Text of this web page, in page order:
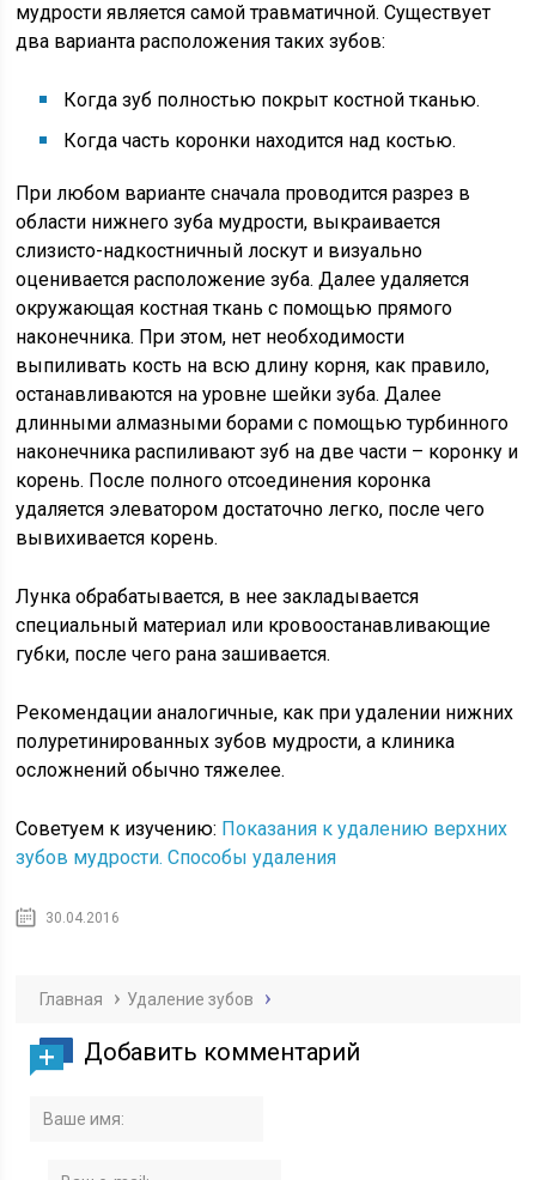
мудрости является самой травматичной. Существует
два варианта расположения таких зубов:
Когда зуб полностью покрыт костной тканью.
Когда часть коронки находится над костью.
При любом варианте сначала проводится разрез в
области нижнего зуба мудрости, выкраивается
слизисто-надкостничный лоскут и визуально
оценивается расположение зуба. Далее удаляется
окружающая костная ткань с помощью прямого
наконечника. При этом, нет необходимости
выпиливать кость на всю длину корня, как правило,
останавливаются на уровне шейки зуба. Далее
длинными алмазными борами с помощью турбинного
наконечника распиливают зуб на две части – коронку и
корень. После полного отсоединения коронка
удаляется элеватором достаточно легко, после чего
вывихивается корень.
Лунка обрабатывается, в нее закладывается
специальный материал или кровоостанавливающие
губки, после чего рана зашивается.
Рекомендации аналогичные, как при удалении нижних
полуретинированных зубов мудрости, а клиника
осложнений обычно тяжелее.
Советуем к изучению: Показания к удалению верхних
зубов мудрости. Способы удаления
30.04.2016
Главная Удаление зубов
Добавить комментарий